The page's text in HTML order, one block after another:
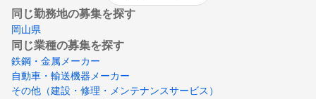
同じ勤務地の募集を探す
岡山県
同じ業種の募集を探す
鉄鋼・金属メーカー
自動車・輸送機器メーカー
その他（建設・修理・メンテナンスサービス）